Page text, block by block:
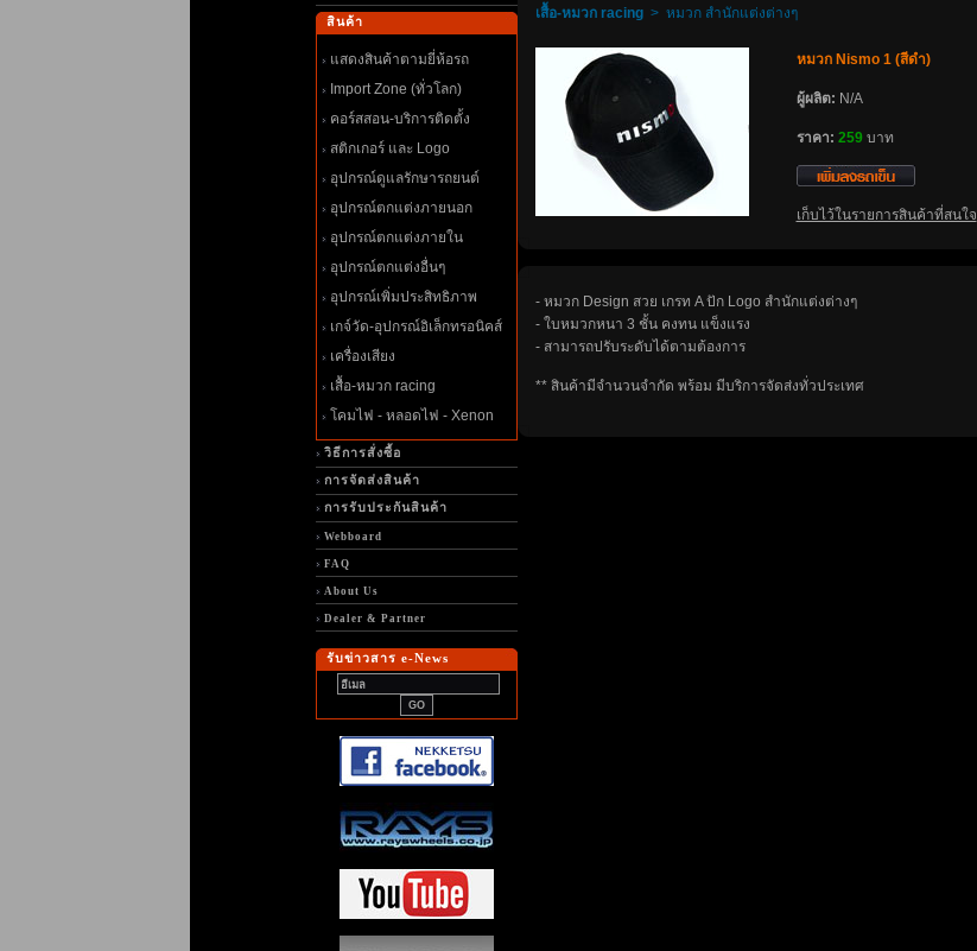
สินค้า
สดงสินค้าตามยี่ห้อรถ
Import Zone (ทั่วโลก)
คอร์สสอน-บริการติดตั้ง
สติกเกอร์ และ Logo
อุปกรณ์ดูแลรักษารถยนต์
อุปกรณ์ตกแต่งภายนอก
อุปกรณ์ตกแต่งภายใน
อุปกรณ์ตกแต่งอื่นๆ
อุปกรณ์เพิ่มประสิทธิภาพ
เกจ์วัด-อุปกรณ์อิเล็กทรอนิคส์
เครื่องเสียง
เสื้อ-หมวก racing
คมไฟ - หลอดไฟ - Xenon
วิธีการสั่งซื้อ
การจัดส่งสินค้า
การรับประกันสินค้า
Webboard
FAQ
About Us
Dealer & Partner
รับข่าวสาร e-News
เสื้อ-หมวก racing> หมวก สำนักแต่งต่างๆ
หมวก Nismo 1 (สีดำ)
ผู้ผลิต: N/A
ราคา: 259 บาท
เก็บไว้ในรายการสินค้าที่สนใจ
- หมวก Design สวย เกรท A ปัก Logo สำนักแต่งต่างๆ
- ใบหมวกหนา 3 ชั้น คงทน แข็งแรง
- สามารถปรับระดับได้ตามต้องการ
** สินค้ามีจำนวนจำกัด พร้อม มีบริการจัดส่งทั่วประเทศ